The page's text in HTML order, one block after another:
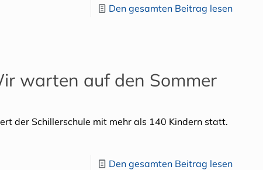
Den gesamten Beitrag lesen
warten auf den Sommer
der Schillerschule mit mehr als 140 Kindern statt.
Den gesamten Beitrag lesen